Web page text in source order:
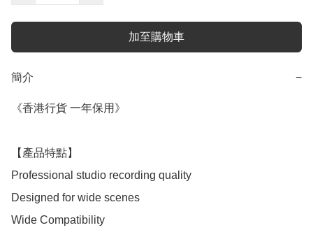
加至購物車
簡介 −
《香港行貨 一年保用》
【產品特點】
Professional studio recording quality
Designed for wide scenes
Wide Compatibility